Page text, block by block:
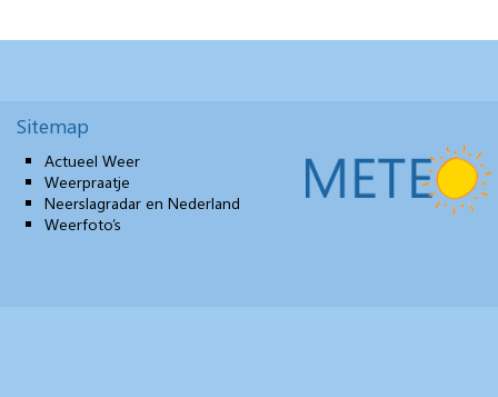
Sitemap
Actueel Weer
Weerpraatje
Neerslagradar en Nederland
Weerfoto’s